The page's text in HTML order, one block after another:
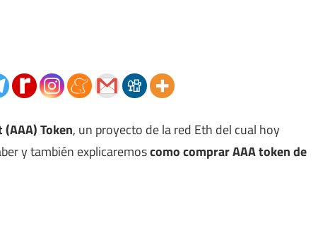
Token, un proyecto de la red Eth del cual hoy
y también explicaremoscomo comprar AAA token de